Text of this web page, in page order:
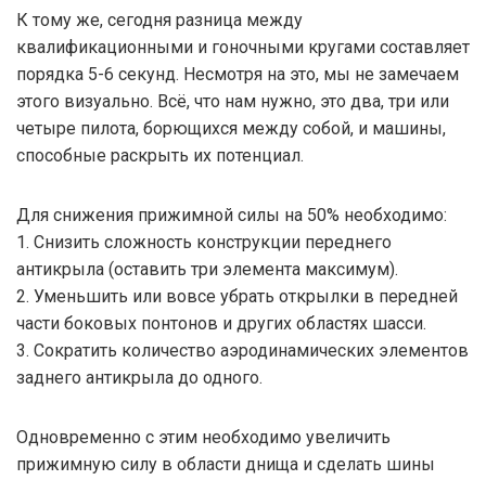
К тому же, сегодня разница между
квалификационными и гоночными кругами составляет
порядка 5-6 секунд. Несмотря на это, мы не замечаем
этого визуально. Всё, что нам нужно, это два, три или
четыре пилота, борющихся между собой, и машины,
способные раскрыть их потенциал.
Для снижения прижимной силы на 50% необходимо:
1. Снизить сложность конструкции переднего
антикрыла (оставить три элемента максимум).
2. Уменьшить или вовсе убрать открылки в передней
части боковых понтонов и других областях шасси.
3. Сократить количество аэродинамических элементов
заднего антикрыла до одного.
Одновременно с этим необходимо увеличить
прижимную силу в области днища и сделать шины